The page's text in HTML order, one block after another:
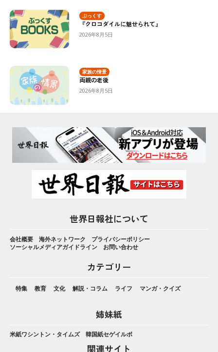
ぶっくす
『クロコダイルに魅せられて』
2026年8月5日
家族の情景
両親の老後
2026年8月5日
世界日報社について
会社概要 海外ネットワーク
プライバシーポリシー
ソーシャルメディアガイドライン
お問い合わせ
カテゴリー
特集 教育 文化 解説・コラム ライフ マンガ・クイズ
姉妹紙
米紙ワシントン・タイムズ 韓国紙セゲイルボ
関連サイト